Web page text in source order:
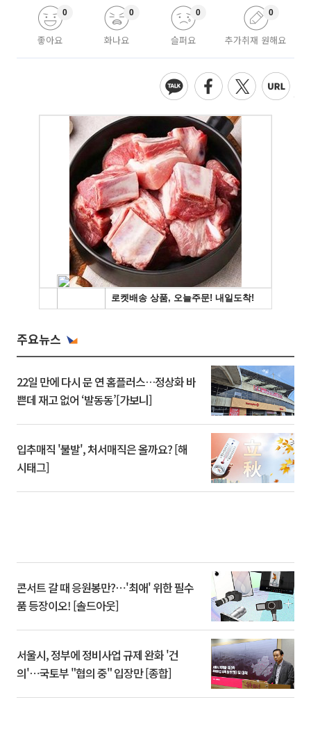
좋아요
0
화나요
0
슬퍼요
0
추가취재 원해요
0
주요뉴스
22일 만에 다시 문 연 홈플러스…정상화 바
쁜데 재고 없어 ‘발동동’[가보니]
입추매직 '불발', 처서매직은 올까요? [해
시태그]
콘서트 갈 때 응원봉만?⋯'최애' 위한 필수
품 등장이오! [솔드아웃]
서울시, 정부에 정비사업 규제 완화 '건
의'⋯국토부 "협의 중" 입장만 [종합]